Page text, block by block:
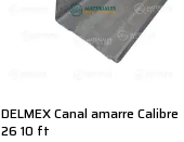
DELMEX Canal amarre Calibre
26 10 ft